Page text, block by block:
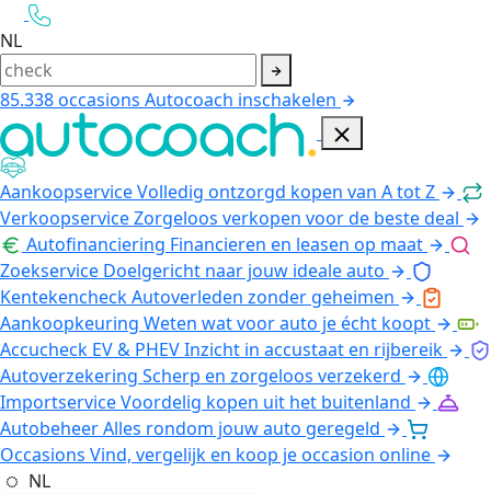
NL
85.338occasions Autocoach inschakelen
AankoopserviceVolledig ontzorgd kopen van A tot Z
VerkoopserviceZorgeloos verkopen voor de beste deal
Autofinanciering Financieren en leasen op maat
Zoekservice Doelgericht naar jouw ideale auto
KentekencheckAutoverleden zonder geheimen
Aankoopkeuring Weten wat voor auto je écht koopt
Accucheck EV & PHEVInzicht in accustaat en rijbereik
Autoverzekering Scherp en zorgeloos verzekerd
ImportserviceVoordelig kopen uit het buitenland
AutobeheerAlles rondom jouw auto geregeld
Occasions Vind, vergelijk en koop je occasion online
NL